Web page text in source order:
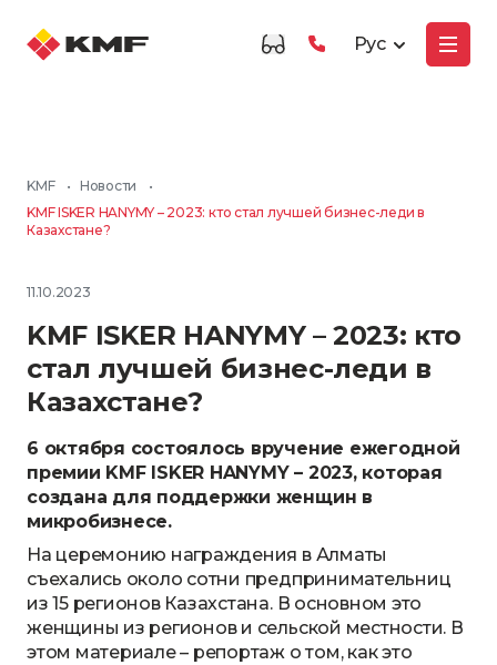
Рус
KMF • Новости
•
KMF ISKER HANYMY – 2023: кто стал лучшей бизнес-леди в
Казахстане?
11.10.2023
KMF ISKER HANYMY – 2023: кто
стал лучшей бизнес-леди в
Казахстане?
6 октября состоялось вручение ежегодной
премии KMF ISKER HANYMY – 2023, которая
создана для поддержки женщин в
микробизнесе.
На церемонию награждения в Алматы
съехались около сотни предпринимательниц
из 15 регионов Казахстана. В основном это
женщины из регионов и сельской местности. В
этом материале – репортаж о том, как это